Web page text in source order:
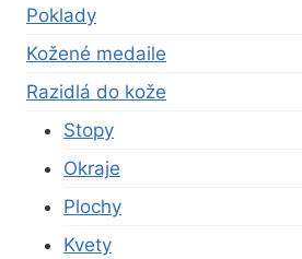
Poklady
Kožené medaile
Razidlá do kože
Stopy
Okraje
Plochy
Kvety